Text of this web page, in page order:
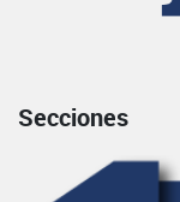
Secciones